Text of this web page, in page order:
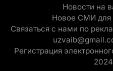
Новости на
Новое СМИ для
Связаться с нами по
Регистрация